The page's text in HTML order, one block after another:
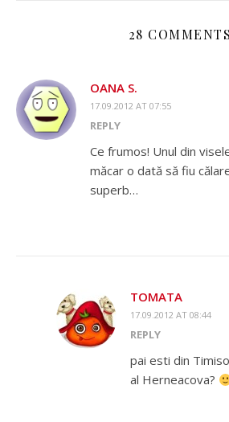
28 COMMENTS
OANA S.
17.09.2012 AT 07:55
REPLY
Ce frumos! Unul din
măcar o dată să fiu
superb…
TOMATA
17.09.2012 AT 08:44
REPLY
pai esti din
al Herneacova?